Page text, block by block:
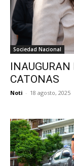
Sociedad Nacional
INAUGURAN
CATONAS
Noti - 18 agosto, 2025